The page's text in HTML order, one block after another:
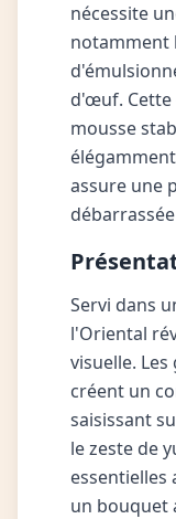
nécessite
notamment
d'œuf. Cette
mousse
assure une
Servi dans
l'Oriental
visuelle.
créent un
saisissant
le zeste de
essentielles
un bouquet